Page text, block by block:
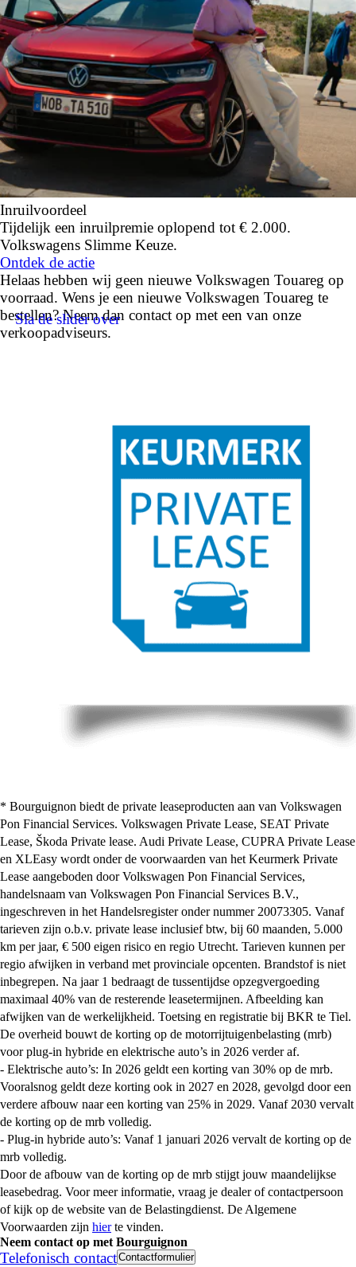
Inruilvoordeel
Tijdelijk een inruilpremie oplopend tot € 2.000.
Volkswagens Slimme Keuze.
Ontdek de actie
Helaas hebben wij geen nieuwe Volkswagen Touareg op
voorraad. Wens je een nieuwe Volkswagen Touareg te
bestellen? Neem dan contact op met een van onze
verkoopadviseurs.
Sla de slider over
* Bourguignon biedt de private leaseproducten aan van Volkswagen
Pon Financial Services. Volkswagen Private Lease, SEAT Private
Lease, Škoda Private lease. Audi Private Lease, CUPRA Private Lease
en XLEasy wordt onder de voorwaarden van het Keurmerk Private
Lease aangeboden door Volkswagen Pon Financial Services,
handelsnaam van Volkswagen Pon Financial Services B.V.,
ingeschreven in het Handelsregister onder nummer 20073305. Vanaf
tarieven zijn o.b.v. private lease inclusief btw, bij 60 maanden, 5.000
km per jaar, € 500 eigen risico en regio Utrecht. Tarieven kunnen per
regio afwijken in verband met provinciale opcenten. Brandstof is niet
inbegrepen. Na jaar 1 bedraagt de tussentijdse opzegvergoeding
maximaal 40% van de resterende leasetermijnen. Afbeelding kan
afwijken van de werkelijkheid. Toetsing en registratie bij BKR te Tiel.
De overheid bouwt de korting op de motorrijtuigenbelasting (mrb)
voor plug-in hybride en elektrische auto’s in 2026 verder af.
- Elektrische auto’s: In 2026 geldt een korting van 30% op de mrb.
Vooralsnog geldt deze korting ook in 2027 en 2028, gevolgd door een
verdere afbouw naar een korting van 25% in 2029. Vanaf 2030 vervalt
de korting op de mrb volledig.
- Plug-in hybride auto’s: Vanaf 1 januari 2026 vervalt de korting op de
mrb volledig.
Door de afbouw van de korting op de mrb stijgt jouw maandelijkse
leasebedrag. Voor meer informatie, vraag je dealer of contactpersoon
of kijk op de website van de Belastingdienst. De Algemene
Voorwaarden zijn hierte vinden.
Neem contact op met Bourguignon
Telefonisch contactContactformulier